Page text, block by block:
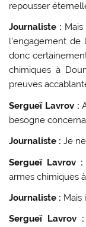
repousser
Journaliste :
l’engagement de
donc
chimiques à
preuves
Sergueï Lavrov :
besogne
Journaliste :Je
Sergueï Lavrov :
armes chimiques
Journaliste : Mais
Sergueï Lavrov :